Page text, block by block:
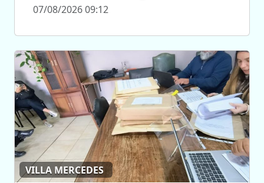
07/08/2026 09:12
VILLA MERCEDES